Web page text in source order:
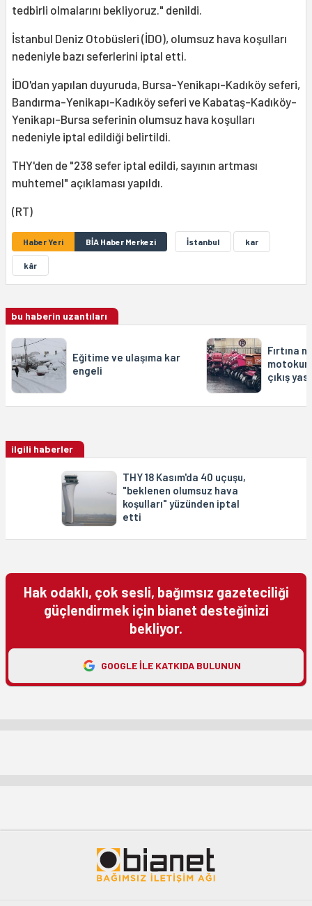
tedbirli olmalarını bekliyoruz." denildi.
İstanbul Deniz Otobüsleri (İDO), olumsuz hava koşulları
nedeniyle bazı seferlerini iptal etti.
İDO'dan yapılan duyuruda, Bursa-Yenikapı-Kadıköy seferi,
Bandırma-Yenikapı-Kadıköy seferi ve Kabataş-Kadıköy-
Yenikapı-Bursa seferinin olumsuz hava koşulları
nedeniyle iptal edildiği belirtildi.
THY'den de "238 sefer iptal edildi, sayının artması
muhtemel" açıklaması yapıldı.
(RT)
Haber Yeri BİA Haber Merkezi İstanbul kar
kâr
bu haberin uzantıları
Eğitime ve ulaşıma kar
engeli
Fırtına
çıkış
ilgili haberler
THY 18 Kasım'da 40 uçuşu,
"beklenen olumsuz hava
koşulları" yüzünden iptal
etti
Hak odaklı, çok sesli, bağımsız gazeteciliği
güçlendirmek için bianet desteğinizi
bekliyor.
GOOGLE ILE KATKIDA BULUNUN